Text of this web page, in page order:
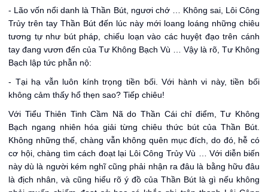
- Lão vốn nổi danh là Thần Bút, ngươi chớ … Không sai, Lôi Công
Trủy trên tay Thần Bút đến lúc này mới loang loáng những chiêu
tương tự như bút pháp, chiếu loạn vào các huyệt đạo trên cánh
tay đang vươn đến của Tư Không Bạch Vù … Vậy là rõ, Tư Không
Bạch lập tức phẫn nộ:
- Tại hạ vẫn luôn kính trọng tiền bối. Với hành vi này, tiền bối
không cảm thấy hổ thẹn sao? Tiếp chiêu!
Với Tiểu Thiên Tinh Cầm Nã do Thần Cái chỉ điểm, Tư Không
Bạch ngang nhiên hóa giải từng chiêu thức bút của Thần Bút.
Không những thế, chàng vẫn không quên mục đích, do đó, hễ có
cơ hội, chàng tìm cách đoạt lại Lôi Công Trủy Vù … Với diễn biến
này dù là người kém nghĩ cũng phải nhận ra đâu là bằng hữu đâu
là địch nhân, và cũng hiểu rõ ý đồ của Thần Bút là gì nếu không